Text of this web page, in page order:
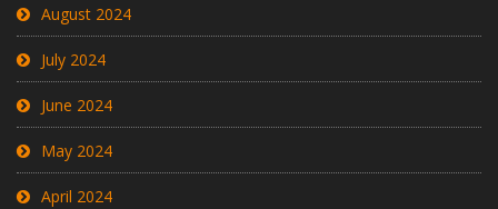
August 2024
July 2024
June 2024
May 2024
April 2024